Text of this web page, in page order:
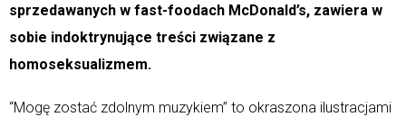
sprzedawanych w fast-foodach McDonald’s, zawiera w
sobie indoktrynujące treści związane z
homoseksualizmem.
“Mogę zostać zdolnym muzykiem” to okraszona ilustracjami